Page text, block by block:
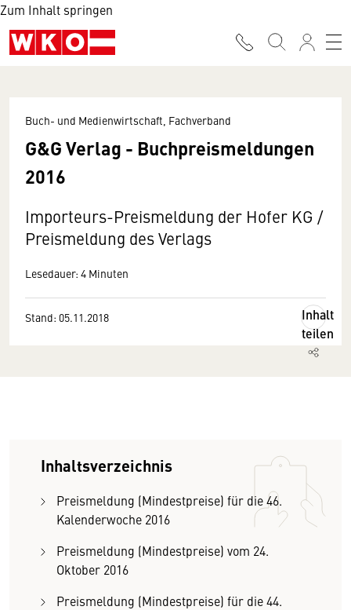
Zum Inhalt springen
Buch- und Medienwirtschaft, Fachverband
G&G Verlag - Buchpreismeldungen
2016
Importeurs-Preismeldung der Hofer KG /
Preismeldung des Verlags
Lesedauer: 4 Minuten
Stand: 05.11.2018
Inhalt
teilen
Inhaltsverzeichnis
Preismeldung (Mindestpreise) für die 46.
Kalenderwoche 2016
Preismeldung (Mindestpreise) vom 24.
Oktober 2016
Preismeldung (Mindestpreise) für die 44.